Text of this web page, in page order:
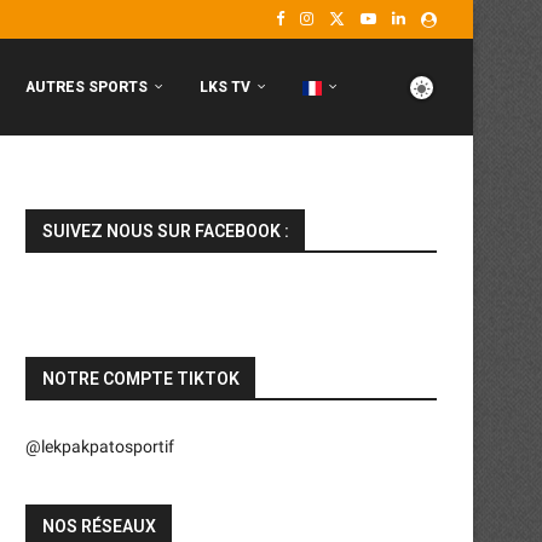
AUTRES SPORTS LKS TV
SUIVEZ NOUS SUR FACEBOOK :
NOTRE COMPTE TIKTOK
@lekpakpatosportif
NOS RÉSEAUX